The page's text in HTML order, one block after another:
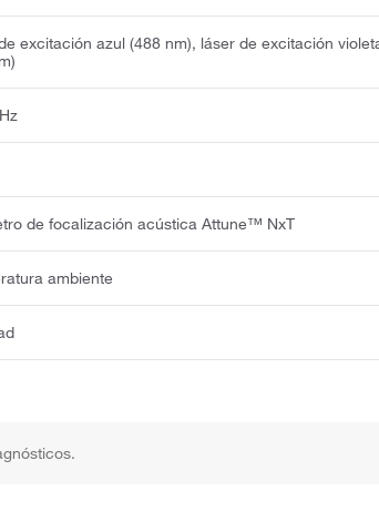
excitación azul (488 nm), láser de excitación
de focalización acústica Attune™ NxT
ambiente